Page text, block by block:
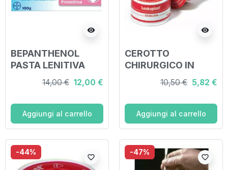
visibility
BEPANTHENOL
PASTA LENITIVA
PROTETTIVA 100 G
14,00 € 12,00 €
Aggiungi al carrello
visibility
CEROTTO
CHIRURGICO IN
ROCCHETTO
LEUKOPLAST PELLE
10,50 € 5,82 €
Aggiungi al carrello
-44%
favorite_border
-47%
favorite_border